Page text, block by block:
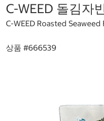
C-WEED 돌김자
C-WEED Roasted Seaweed
상품 #666539